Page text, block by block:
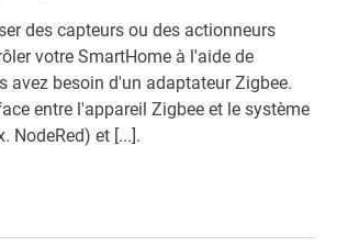
des capteurs ou des actionneurs
votre SmartHome à l'aide de
avez besoin d'un adaptateur Zigbee.
entre l'appareil Zigbee et le système
NodeRed) et [...].